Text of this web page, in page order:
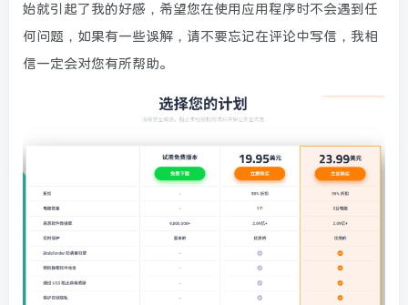
始就引起了我的好感，希望您在使用应用程序时不会遇到任
何问题，如果有一些误解，请不要忘记在评论中写信，我相
信一定会对您有所帮助。